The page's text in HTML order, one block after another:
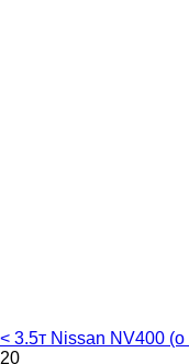
< 3.5т Nissan NV400 (o
20